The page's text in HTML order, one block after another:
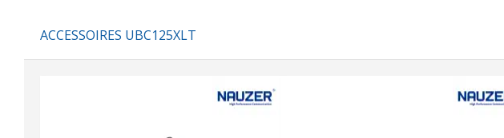
ACCESSOIRES UBC125XLT